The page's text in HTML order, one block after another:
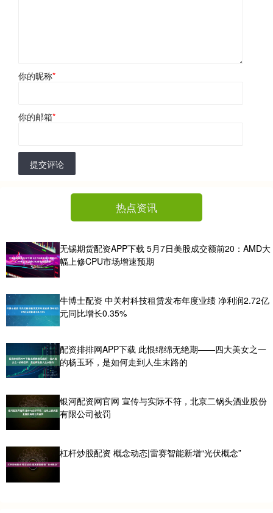
你的昵称*
你的邮箱*
提交评论
热点资讯
无锡期货配资APP下载 5月7日美股成交额前20：AMD大
幅上修CPU市场增速预期
牛博士配资 中关村科技租赁发布年度业绩 净利润2.72亿
元同比增长0.35%
配资排排网APP下载 此恨绵绵无绝期——四大美女之一
的杨玉环，是如何走到人生末路的
银河配资网官网 宣传与实际不符，北京二锅头酒业股份
有限公司被罚
杠杆炒股配资 概念动态|雷赛智能新增“光伏概念”